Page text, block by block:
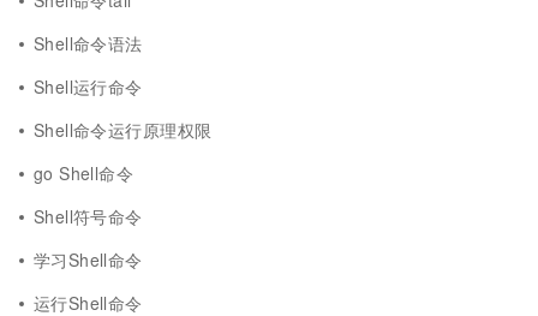
Shell命令语法
Shell运行命令
Shell命令运行原理权限
go Shell命令
Shell符号命令
学习Shell命令
运行Shell命令